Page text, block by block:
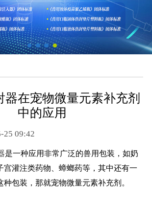
展会风采
关于鑫富达
器在宠物微量元素补充剂
中的应用
25 09:42
是一种应用非常广泛的兽用包装，如奶
宫灌注类药物、蟑螂药等，其中还有一
包装，那就宠物微量元素补充剂。